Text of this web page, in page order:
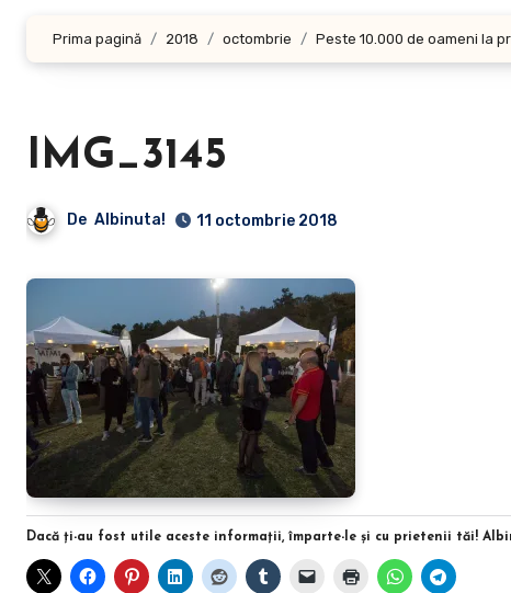
Prima pagină 2018 octombrie Peste 10.000 de oameni la
IMG_3145
De Albinuta! 11 octombrie 2018
Dacă ţi-au fost utile aceste informaţii, împarte-le şi cu prietenii tăi!